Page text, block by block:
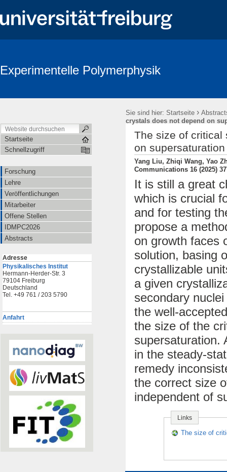
Experimentelle Polymerphysik
Sie sind hier: Startseite ›
crystals does not depend on
Startseite
Schnellzugriff
Forschung
Lehre
Veröffentlichungen
Mitarbeiter
Offene Stellen
IDMPC2026
Abstracts
Adresse
Physikalisches Institut
Hermann-Herder-Str. 3
79104 Freiburg
Deutschland
Tel. +49 761 / 203 5790
Anfahrt
The size of critical
on supersaturation
Yang Liu, Zhiqi Wang, Yao
Communications 16 (2025)
It is still a great
which is crucial
and for testing
propose a
on growth faces
solution, basing
crystallizable
a given
secondary
the well-
the size of the
supersaturation.
in the steady-
remedy
the correct size
independent of
Links
The size of